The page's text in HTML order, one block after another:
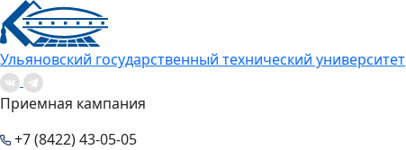
Ульяновский государственный технический университет
Приемная кампания
+7 (8422) 43-05-05